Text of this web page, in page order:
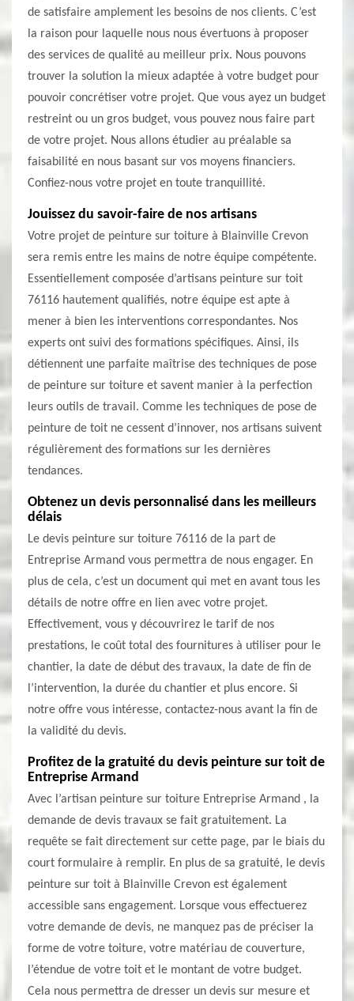
de satisfaire amplement les besoins de nos clients. C’est
la raison pour laquelle nous nous évertuons à proposer
des services de qualité au meilleur prix. Nous pouvons
trouver la solution la mieux adaptée à votre budget pour
pouvoir concrétiser votre projet. Que vous ayez un budget
restreint ou un gros budget, vous pouvez nous faire part
de votre projet. Nous allons étudier au préalable sa
faisabilité en nous basant sur vos moyens financiers.
Confiez-nous votre projet en toute tranquillité.
Jouissez du savoir-faire de nos artisans
Votre projet de peinture sur toiture à Blainville Crevon
sera remis entre les mains de notre équipe compétente.
Essentiellement composée d’artisans peinture sur toit
76116 hautement qualifiés, notre équipe est apte à
mener à bien les interventions correspondantes. Nos
experts ont suivi des formations spécifiques. Ainsi, ils
détiennent une parfaite maîtrise des techniques de pose
de peinture sur toiture et savent manier à la perfection
leurs outils de travail. Comme les techniques de pose de
peinture de toit ne cessent d’innover, nos artisans suivent
régulièrement des formations sur les dernières
tendances.
Obtenez un devis personnalisé dans les meilleurs
délais
Le devis peinture sur toiture 76116 de la part de
Entreprise Armand vous permettra de nous engager. En
plus de cela, c’est un document qui met en avant tous les
détails de notre offre en lien avec votre projet.
Effectivement, vous y découvrirez le tarif de nos
prestations, le coût total des fournitures à utiliser pour le
chantier, la date de début des travaux, la date de fin de
l’intervention, la durée du chantier et plus encore. Si
notre offre vous intéresse, contactez-nous avant la fin de
la validité du devis.
Profitez de la gratuité du devis peinture sur toit de
Entreprise Armand
Avec l’artisan peinture sur toiture Entreprise Armand , la
demande de devis travaux se fait gratuitement. La
requête se fait directement sur cette page, par le biais du
court formulaire à remplir. En plus de sa gratuité, le devis
peinture sur toit à Blainville Crevon est également
accessible sans engagement. Lorsque vous effectuerez
votre demande de devis, ne manquez pas de préciser la
forme de votre toiture, votre matériau de couverture,
l’étendue de votre toit et le montant de votre budget.
Cela nous permettra de dresser un devis sur mesure et